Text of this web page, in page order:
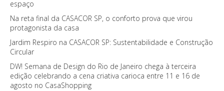
espaço
Na reta final da CASACOR SP, o conforto prova que virou
protagonista da casa
Jardim Respiro na CASACOR SP: Sustentabilidade e Construção
Circular
DW! Semana de Design do Rio de Janeiro chega à terceira
edição celebrando a cena criativa carioca entre 11 e 16 de
agosto no CasaShopping